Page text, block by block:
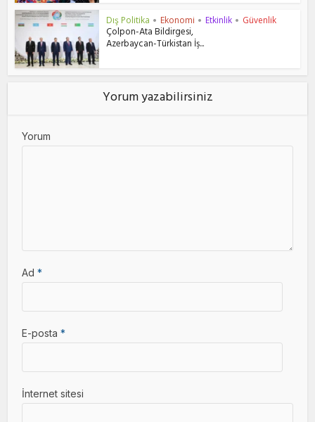
Dış Politika • Ekonomi • Etkinlik • Güvenlik
Çolpon-Ata Bildirgesi,
Azerbaycan-Türkistan İş...
Yorum yazabilirsiniz
Yorum
Ad*
E-posta*
İnternet sitesi